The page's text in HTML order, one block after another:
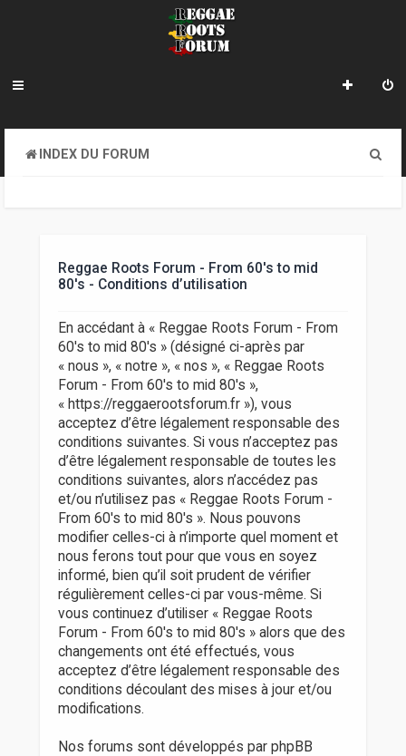
INDEX DU FORUM
Reggae Roots Forum - From 60's to mid
80's - Conditions d’utilisation
En accédant à « Reggae Roots Forum - From
60's to mid 80's » (désigné ci-après par
« nous », « notre », « nos », « Reggae Roots
Forum - From 60's to mid 80's »,
« https://reggaerootsforum.fr »), vous
acceptez d’être légalement responsable des
conditions suivantes. Si vous n’acceptez pas
d’être légalement responsable de toutes les
conditions suivantes, alors n’accédez pas
et/ou n’utilisez pas « Reggae Roots Forum -
From 60's to mid 80's ». Nous pouvons
modifier celles-ci à n’importe quel moment et
nous ferons tout pour que vous en soyez
informé, bien qu’il soit prudent de vérifier
régulièrement celles-ci par vous-même. Si
vous continuez d’utiliser « Reggae Roots
Forum - From 60's to mid 80's » alors que des
changements ont été effectués, vous
acceptez d’être légalement responsable des
conditions découlant des mises à jour et/ou
modifications.
Nos forums sont développés par phpBB